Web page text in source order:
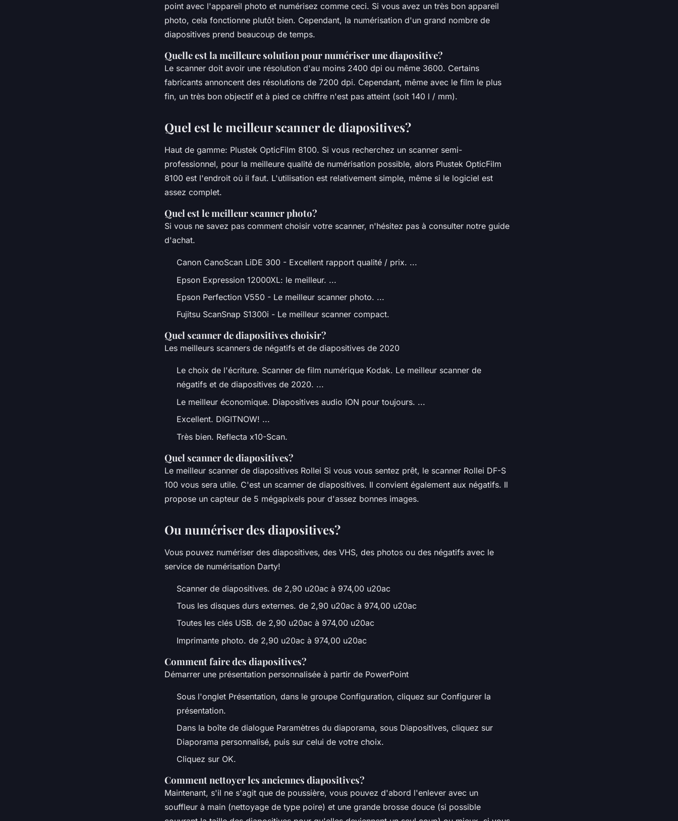
point avec l'appareil photo et numérisez comme ceci. Si vous avez un très bon appareil
photo, cela fonctionne plutôt bien. Cependant, la numérisation d'un grand nombre de
diapositives prend beaucoup de temps.
Quelle est la meilleure solution pour numériser une diapositive?
Le scanner doit avoir une résolution d'au moins 2400 dpi ou même 3600. Certains
fabricants annoncent des résolutions de 7200 dpi. Cependant, même avec le film le plus
fin, un très bon objectif et à pied ce chiffre n'est pas atteint (soit 140 l / mm).
Quel est le meilleur scanner de diapositives?
Haut de gamme: Plustek OpticFilm 8100. Si vous recherchez un scanner semi-
professionnel, pour la meilleure qualité de numérisation possible, alors Plustek OpticFilm
8100 est l'endroit où il faut. L'utilisation est relativement simple, même si le logiciel est
assez complet.
Quel est le meilleur scanner photo?
Si vous ne savez pas comment choisir votre scanner, n'hésitez pas à consulter notre guide
d'achat.
Canon CanoScan LiDE 300 - Excellent rapport qualité / prix. ...
Epson Expression 12000XL: le meilleur. ...
Epson Perfection V550 - Le meilleur scanner photo. ...
Fujitsu ScanSnap S1300i - Le meilleur scanner compact.
Quel scanner de diapositives choisir?
Les meilleurs scanners de négatifs et de diapositives de 2020
Le choix de l'écriture. Scanner de film numérique Kodak. Le meilleur scanner de
négatifs et de diapositives de 2020. ...
Le meilleur économique. Diapositives audio ION pour toujours. ...
Excellent. DIGITNOW! ...
Très bien. Reflecta x10-Scan.
Quel scanner de diapositives?
Le meilleur scanner de diapositives Rollei Si vous vous sentez prêt, le scanner Rollei DF-S
100 vous sera utile. C'est un scanner de diapositives. Il convient également aux négatifs. Il
propose un capteur de 5 mégapixels pour d'assez bonnes images.
Ou numériser des diapositives?
Vous pouvez numériser des diapositives, des VHS, des photos ou des négatifs avec le
service de numérisation Darty!
Scanner de diapositives. de 2,90 u20ac à 974,00 u20ac
Tous les disques durs externes. de 2,90 u20ac à 974,00 u20ac
Toutes les clés USB. de 2,90 u20ac à 974,00 u20ac
Imprimante photo. de 2,90 u20ac à 974,00 u20ac
Comment faire des diapositives?
Démarrer une présentation personnalisée à partir de PowerPoint
Sous l'onglet Présentation, dans le groupe Configuration, cliquez sur Configurer la
présentation.
Dans la boîte de dialogue Paramètres du diaporama, sous Diapositives, cliquez sur
Diaporama personnalisé, puis sur celui de votre choix.
Cliquez sur OK.
Comment nettoyer les anciennes diapositives?
Maintenant, s'il ne s'agit que de poussière, vous pouvez d'abord l'enlever avec un
souffleur à main (nettoyage de type poire) et une grande brosse douce (si possible